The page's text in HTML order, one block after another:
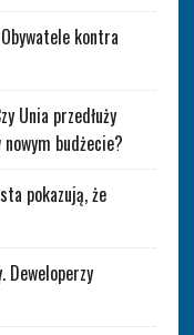
kontra
Unia przedłuży
budżecie?
pokazują, że
Deweloperzy